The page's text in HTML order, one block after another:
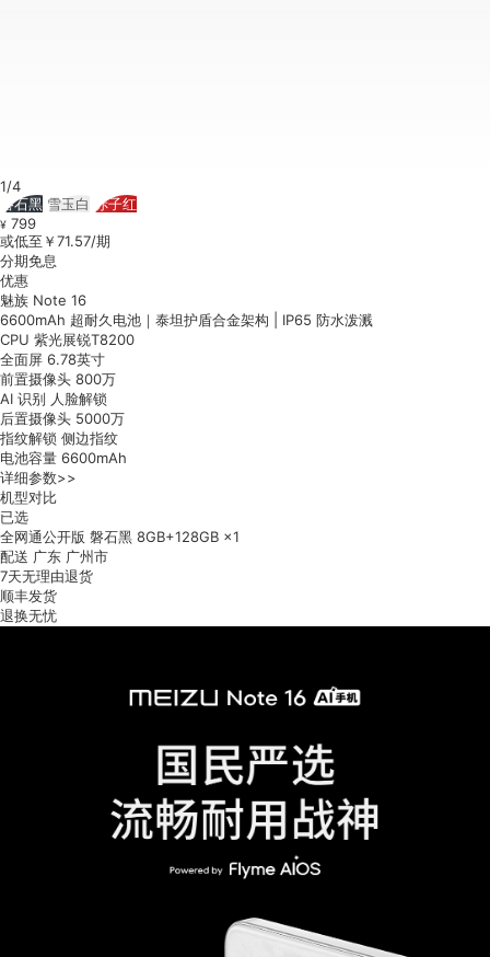
1/4
磐石黑 雪玉白 赤子红
¥ 799
或低至￥71.57/期
分期免息
优惠
魅族 Note 16
6600mAh 超耐久电池｜泰坦护盾合金架构 | IP65 防水泼溅
CPU 紫光展锐T8200
全面屏 6.78英寸
前置摄像头 800万
AI 识别 人脸解锁
后置摄像头 5000万
指纹解锁 侧边指纹
电池容量 6600mAh
详细参数>>
机型对比
已选
全网通公开版 磐石黑 8GB+128GB ×1
配送 广东 广州市
7天无理由退货
顺丰发货
退换无忧